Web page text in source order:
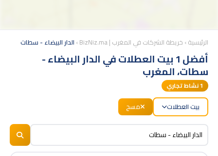
الرئيسية› خريطة الشركات في المغرب | BizNiz.ma › الدار البيضاء - سطات
أفضل 1 بيت العطلات في الدار البيضاء -
سطات، المغرب
1نشاط تجاري
بيت العطلات مسح
BizNiz.ma